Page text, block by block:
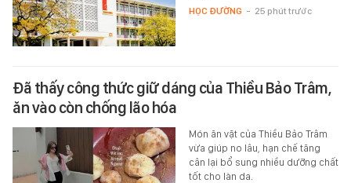
HỌC ĐƯỜNG - 25 phút trước
Đã thấy công thức giữ dáng của Thiều Bảo Trâm,
ăn vào còn chống lão hóa
Món ăn vặt của Thiều Bảo Trâm
vừa giúp no lâu, hạn chế tăng
cân lại bổ sung nhiều dưỡng chất
tốt cho làn da.